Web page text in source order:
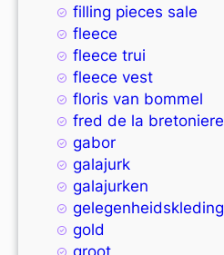
filling pieces sale
fleece
fleece trui
fleece vest
floris van bommel
fred de la bretoniere
gabor
galajurk
galajurken
gelegenheidskleding
gold
groot